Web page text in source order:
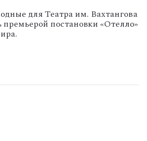
для Театра им. Вахтангова
постановки «Отелло»